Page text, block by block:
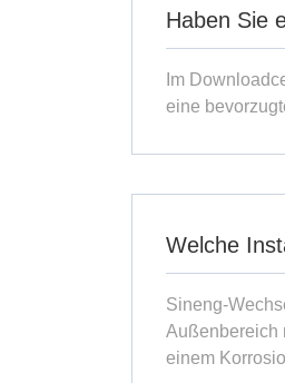
Haben Sie
Im
eine
Welche
Sineng-
Außenbereich
einem